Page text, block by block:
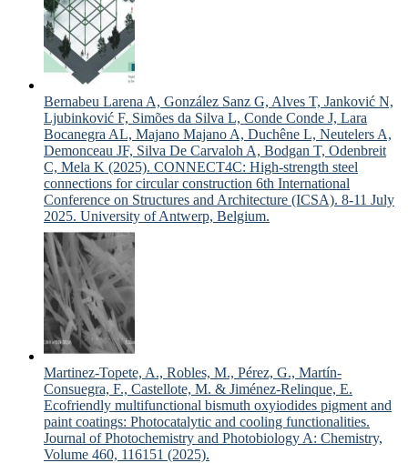
Bernabeu Larena A, González Sanz G, Alves T, Janković N,
Ljubinković F, Simões da Silva L, Conde Conde J, Lara
Bocanegra AL, Majano Majano A, Duchêne L, Neutelers A,
Demonceau JF, Silva De Carvaloh A, Bodgan T, Odenbreit
C, Mela K (2025). CONNECT4C: High-strength steel
connections for circular construction 6th International
Conference on Structures and Architecture (ICSA). 8-11 July
2025. University of Antwerp, Belgium.
Martinez-Topete, A., Robles, M., Pérez, G., Martín-
Consuegra, F., Castellote, M. & Jiménez-Relinque, E.
Ecofriendly multifunctional bismuth oxyiodides pigment and
paint coatings: Photocatalytic and cooling functionalities.
Journal of Photochemistry and Photobiology A: Chemistry,
Volume 460, 116151 (2025).